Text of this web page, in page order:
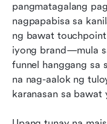
pangmatagalang
nagpapabisa sa
ng bawat
iyong brand—mula
funnel hanggang
na nag-aalok ng
karanasan sa bawat